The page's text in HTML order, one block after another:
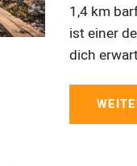
1,4 km
ist einer
dich